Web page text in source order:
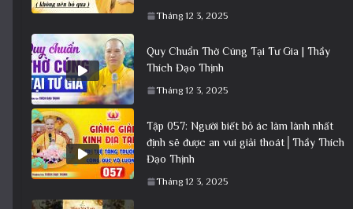
Tháng 12 3, 2025
Quy Chuẩn Thờ Cúng Tại Tư Gia | Thầy
Thích Đạo Thịnh
Tháng 12 3, 2025
Tập 057: Người biết bỏ ác làm lành nhất
định sẽ được an vui giải thoát│Thầy Thích
Đạo Thịnh
Tháng 12 3, 2025